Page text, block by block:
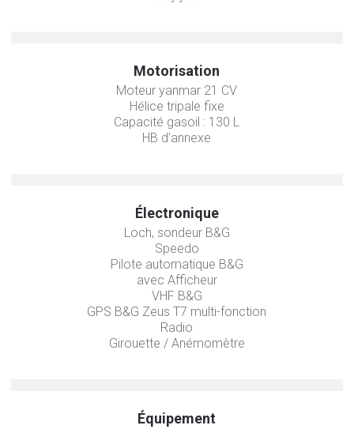
Motorisation
Moteur yanmar 21 CV
Hélice tripale fixe
Capacité gasoil : 130 L
HB d'annexe
Électronique
Loch, sondeur B&G
Speedo
Pilote automatique B&G
avec Afficheur
VHF B&G
GPS B&G Zeus T7 multi-fonction
Radio
Girouette / Anémomètre
Équipement